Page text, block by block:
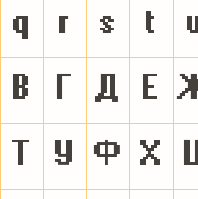
q r s t
В Д Е
У Ф Х